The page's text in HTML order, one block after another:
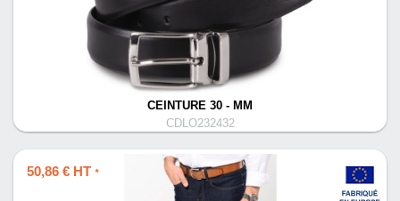
CEINTURE 30 - MM
CDLO232432
50,86 € HT *